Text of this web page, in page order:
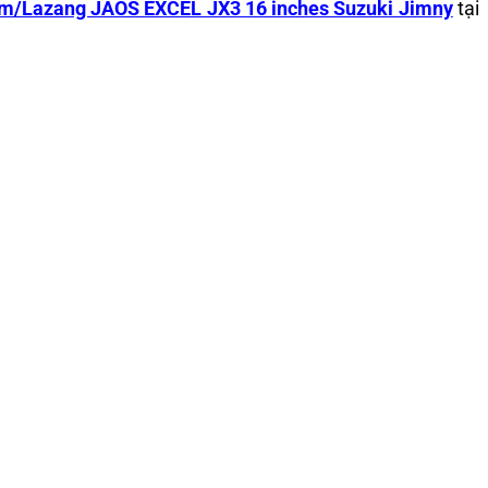
Lazang JAOS EXCEL JX3 16 inches Suzuki Jimnytại